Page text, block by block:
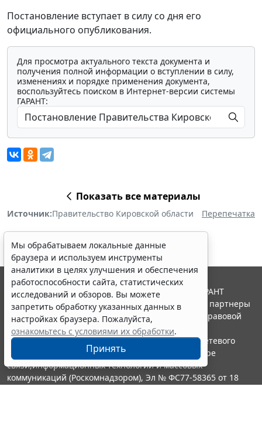
Постановление вступает в силу со дня его
официального опубликования.
Для просмотра актуального текста документа и
получения полной информации о вступлении в силу,
изменениях и порядке применения документа,
воспользуйтесь поиском в Интернет-версии системы
ГАРАНТ:
Показать все материалы
Источник:Правительство Кировской области Перепечатка
Мы обрабатываем локальные данные
браузера и используем инструменты
аналитики в целях улучшения и обеспечения
работоспособности сайта, статистических
исследований и обзоров. Вы можете
запретить обработку указанных данных в
настройках браузера. Пожалуйста,
ознакомьтесь с условиями их обработки.
Принять
© ООО "НПП "ГАРАНТ-СЕРВИС", 2026. Система ГАРАНТ
выпускается с 1990 года. Компания "Гарант" и ее партнеры
являются участниками Российской ассоциации правовой
информации ГАРАНТ.
Портал ГАРАНТ.РУ зарегистрирован в качестве сетевого
издания Федеральной службой по надзору в сфере
связи,информационных технологий и массовых
коммуникаций (Роскомнадзором), Эл № ФС77-58365 от 18